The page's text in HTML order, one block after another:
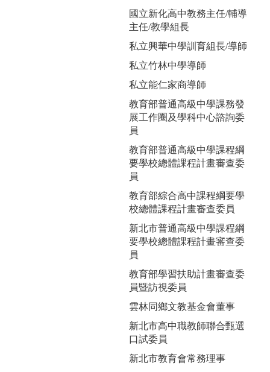
國立新化高中教務主任/輔導
主任/教學組長
私立興華中學訓育組長/導師
私立竹林中學導師
私立能仁家商導師
教育部普通高級中學課務發
展工作圈及學科中心諮詢委
員
教育部普通高級中學課程綱
要學校總體課程計畫審查委
員
教育部綜合高中課程綱要學
校總體課程計畫審查委員
新北市普通高級中學課程綱
要學校總體課程計畫審查委
員
教育部學習扶助計畫審查委
員暨訪視委員
雲林同鄉文教基金會董事
新北市高中職教師聯合甄選
口試委員
新北市教育會常務理事